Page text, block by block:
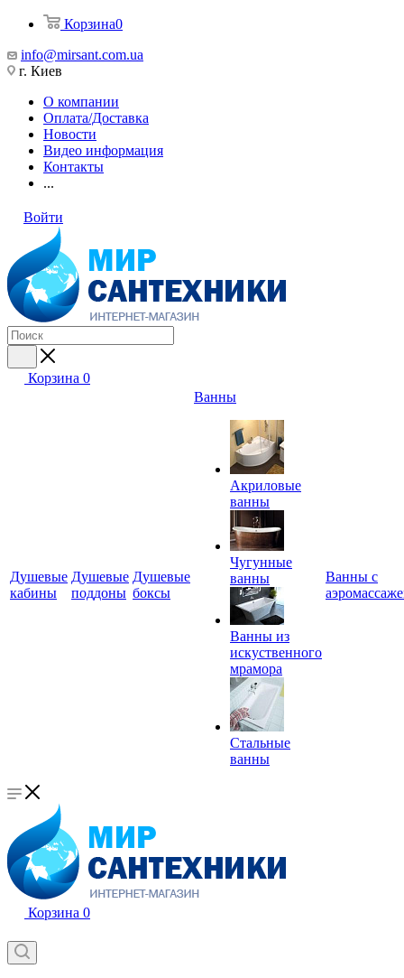
Корзина0
info@mirsant.com.ua
г. Киев
О компании
Оплата/Доставка
Новости
Видео информация
Контакты
...
Войти
Корзина 0
Душевые
кабины
Душевые
поддоны
Душевые
боксы
Ванны
Акриловые
ванны
Чугунные
ванны
Ванны из
искуственного
мрамора
Стальные
ванны
Ванны с
Корзина 0